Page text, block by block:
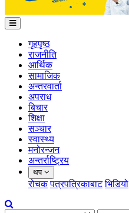
गृहपृष्ठ
राजनीति
आर्थिक
सामाजिक
अन्तरवार्ता
अपराध
बिचार
शिक्षा
सञ्चार
स्वास्थ्य
मनोरन्जन
अन्तर्राष्ट्रिय
थप
रोचक पत्रपत्रिकाबाट भिडियो